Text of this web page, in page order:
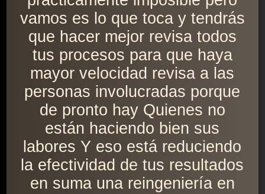
vamos es lo que toca y tendrás
que hacer mejor revisa todos
tus procesos para que haya
mayor velocidad revisa a las
personas involucradas porque
de pronto hay Quienes no
están haciendo bien sus
labores Y eso está reduciendo
la efectividad de tus resultados
en suma una reingeniería en